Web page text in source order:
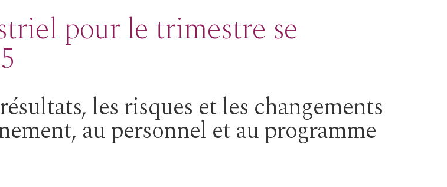
pour le trimestre se
les risques et les changements
au personnel et au programme